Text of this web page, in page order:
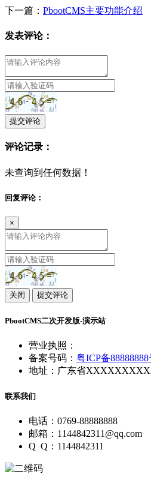
下一篇： PbootCMS主要功能介绍
发表评论：
提交评论
评论记录：
未查询到任何数据！
回复评论：
×
关闭 提交评论
PbootCMS二次开发版-演示站
营业执照：
备案号码： 粤ICP备88888888
地址：广东省
联系我们
电话：0769-88888888
邮箱：1144842311@qq.com
Q Q：1144842311